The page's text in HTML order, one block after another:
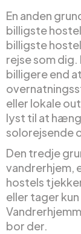
En anden
billigste
billigste
rejse som
billigere end
eller lokale
lyst til at
solorejsende
Den tredje
vandrerhjem,
hostels
eller tager
bor der.